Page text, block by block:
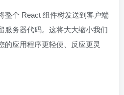
整个 React 组件树发送到客户端
服务器代码。这将大大缩小我们
的应用程序更轻便、反应更灵